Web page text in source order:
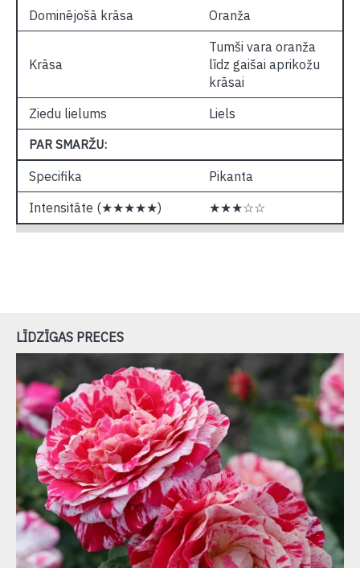
Dominējošā krāsa Oranža
Krāsa
Tumši vara oranža
līdz gaišai aprikožu
krāsai
Ziedu lielums
Liels
PAR SMARŽU:
Specifika
Pikanta
Intensitāte (★★★★★)
★★★☆☆
LĪDZĪGAS PRECES